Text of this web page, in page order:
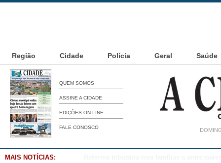
Região Cidade Polícia Geral Saúde
QUEM SOMOS
ASSINE A CIDADE
EDIÇÕES ON-LINE
FALE CONOSCO
MAIS NOTÍCIAS: